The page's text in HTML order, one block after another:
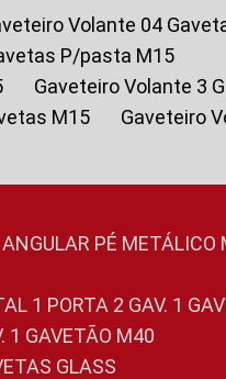
Volante 04
P/pasta M15
Gaveteiro Volante 3
M15
Gaveteiro
ANGULAR PÉ METÁLICO
1 PORTA 2 GAV. 1
1 GAVETÃO M40
GLASS